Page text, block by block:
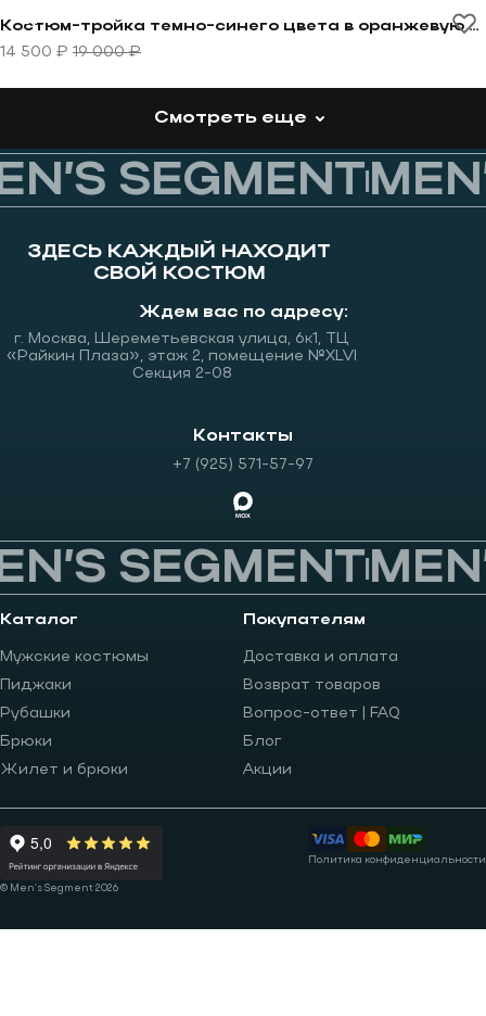
Перейти к товару Костюм-тройка темно-синего
-24%
Костюм-тройка темно-синего цвета в оранжевую клетку
14 500 ₽ 19 000 ₽
Смотреть еще
SEGMENT
ЗДЕСЬ КАЖДЫЙ НАХОДИТ
СВОЙ КОСТЮМ
Ждем вас по адресу:
г. Москва, Шереметьевская улица, 6к1, ТЦ
«Райкин Плаза», этаж 2, помещение №XLVI
Секция 2-08
Контакты
+7 (925) 571-57-97
SEGMENT
Каталог
Мужские костюмы
Пиджаки
Рубашки
Брюки
Жилет и брюки
Покупателям
Доставка и оплата
Возврат товаров
Вопрос-ответ | FAQ
Блог
Акции
© Men’s Segment 2026
Политика конфиденциальности